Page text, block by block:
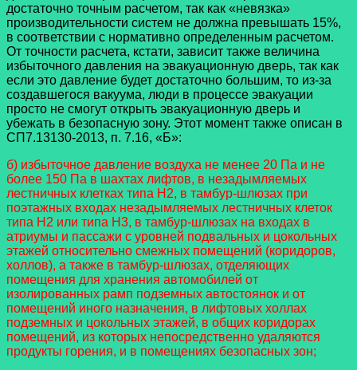
достаточно точным расчетом, так как «невязка»
производительности систем не должна превышать 15%,
в соответствии с нормативно определенным расчетом.
От точности расчета, кстати, зависит также величина
избыточного давления на эвакуационную дверь, так как
если это давление будет достаточно большим, то из-за
создавшегося вакуума, люди в процессе эвакуации
просто не смогут открыть эвакуационную дверь и
убежать в безопасную зону. Этот момент также описан в
СП7.13130-2013, п. 7.16, «Б»:
б) избыточное давление воздуха не менее 20 Па и не
более 150 Па в шахтах лифтов, в незадымляемых
лестничных клетках типа Н2, в тамбур-шлюзах при
поэтажных входах незадымляемых лестничных клеток
типа Н2 или типа Н3, в тамбур-шлюзах на входах в
атриумы и пассажи с уровней подвальных и цокольных
этажей относительно смежных помещений (коридоров,
холлов), а также в тамбур-шлюзах, отделяющих
помещения для хранения автомобилей от
изолированных рамп подземных автостоянок и от
помещений иного назначения, в лифтовых холлах
подземных и цокольных этажей, в общих коридорах
помещений, из которых непосредственно удаляются
продукты горения, и в помещениях безопасных зон;